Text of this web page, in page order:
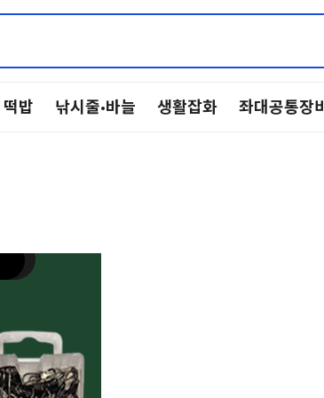
떡밥 낚시줄·바늘 생활잡화 좌대공통장비